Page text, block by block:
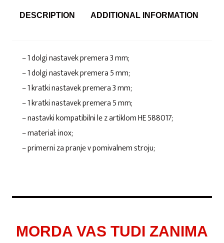
DESCRIPTION ADDITIONAL INFORMATION
– 1 dolgi nastavek premera 3 mm;
– 1 dolgi nastavek premera 5 mm;
– 1 kratki nastavek premera 3 mm;
– 1 kratki nastavek premera 5 mm;
– nastavki kompatibilni le z artiklom HE 588017;
– material: inox;
– primerni za pranje v pomivalnem stroju;
MORDA VAS TUDI ZANIMA